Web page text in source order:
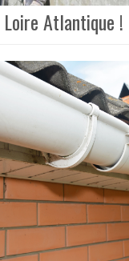
Atlantique !